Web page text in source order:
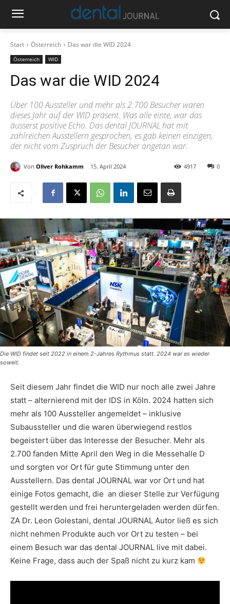
Start Österreich Das war die WID 2024
Österreich WID
Das war die WID 2024
Über 100 Aussteller und mehr als 2.700 Besucher waren
dieses Jahr auf der WID präsent. Was alle einte, war das
äusserst positive Echo. Das dental JOURNAL hat mit
zahlreichen Ausstellern gesprochen, es gab keinen einzigen,
der nicht vom Zuspruch der Besucher angetan war.
Von Oliver Rohkamm 15. April 2024 0
4917
Die WID findet seit 2022 in einem 2-Jahres Rythmus statt. 2024 war es wieder
soweit.
Seit diesem Jahr findet die WID nur noch alle zwei Jahre
statt – alternierend mit der IDS in Köln. 2024 hatten sich
mehr als 100 Aussteller angemeldet – inklusive
Subaussteller und die waren überwiegend restlos
begeistert über das Interesse der Besucher. Mehr als
2.700 fanden Mitte April den Weg in die Messehalle D
und sorgten vor Ort für gute Stimmung unter den
Ausstellern. Das dental JOURNAL war vor Ort und hat
einige Fotos gemacht, die an dieser Stelle zur Verfügung
gestellt werden und frei heruntergeladen werden dürfen.
ZA Dr. Leon Golestani, dental JOURNAL Autor ließ es sich
nicht nehmen Produkte auch vor Ort zu testen – bei
einem Besuch war das dental JOURNAL live mit dabei.
Keine Frage, dass auch der Spaß nicht zu kurz kam